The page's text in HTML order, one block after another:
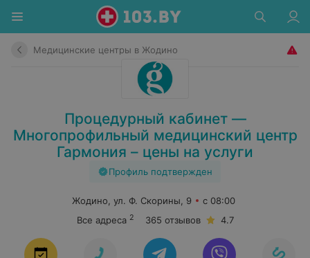
Медицинские центры в Жодино
Процедурный кабинет —
Многопрофильный медицинский центр
Гармония – цены на услуги
Профиль подтвержден
Жодино, ул. Ф. Скорины, 9
с 08:00
Все адреса 2 365 отзывов 4.7